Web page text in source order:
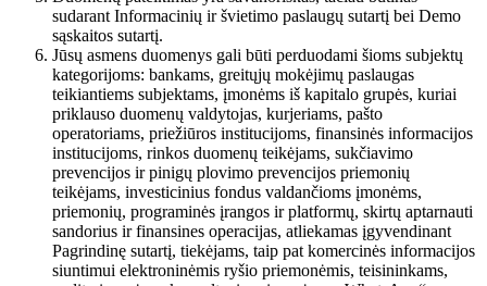
sudarant Informacinių ir švietimo paslaugų sutartį bei Demo
sąskaitos sutartį.
Jūsų asmens duomenys gali būti perduodami šioms subjektų
kategorijoms: bankams, greitųjų mokėjimų paslaugas
teikiantiems subjektams, įmonėms iš kapitalo grupės, kuriai
priklauso duomenų valdytojas, kurjeriams, pašto
operatoriams, priežiūros institucijoms, finansinės informacijos
institucijoms, rinkos duomenų teikėjams, sukčiavimo
prevencijos ir pinigų plovimo prevencijos priemonių
teikėjams, investicinius fondus valdančioms įmonėms,
priemonių, programinės įrangos ir platformų, skirtų aptarnauti
sandorius ir finansines operacijas, atliekamas įgyvendinant
Pagrindinę sutartį, tiekėjams, taip pat komercinės informacijos
siuntimui elektroninėmis ryšio priemonėmis, teisininkams,